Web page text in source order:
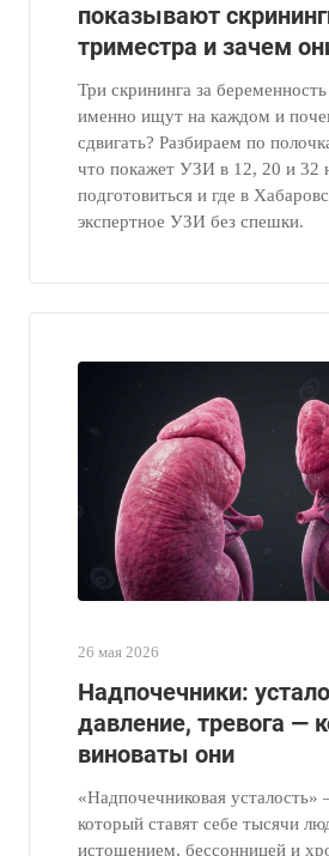
показывают
триместра и зачем
Три скрининга за
именно ищут на каждом и
сдвигать? Разбираем по
что покажет УЗИ в 12, 20 и 32
подготовиться и где в
экспертное УЗИ без спешки.
26 мая 2026
Надпочечники:
давление, тревога —
виноваты они
«Надпочечниковая
который ставят себе тысячи
истощением, бессонницей и